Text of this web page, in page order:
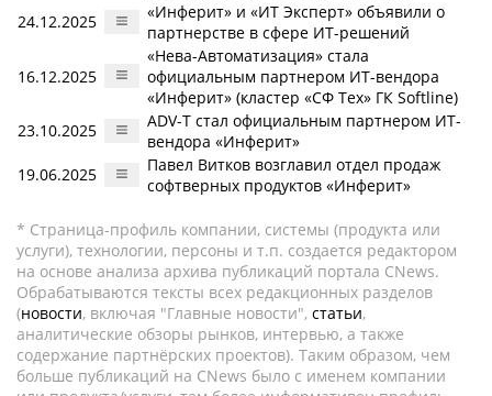
24.12.2025
«Инферит» и «ИТ Эксперт» объявили о
партнерстве в сфере ИТ-решений
16.12.2025
«Нева-Автоматизация» стала
официальным партнером ИТ-вендора
«Инферит» (кластер «СФ Тех» ГК Softline)
23.10.2025
ADV-T стал официальным партнером ИТ-
вендора «Инферит»
19.06.2025
Павел Витков возглавил отдел продаж
софтверных продуктов «Инферит»
* Страница-профиль компании, системы (продукта или
услуги), технологии, персоны и т.п. создается редактором
на основе анализа архива публикаций портала CNews.
Обрабатываются тексты всех редакционных разделов
(новости, включая "Главные новости", статьи,
аналитические обзоры рынков, интервью, а также
содержание партнёрских проектов). Таким образом, чем
больше публикаций на CNews было с именем компании